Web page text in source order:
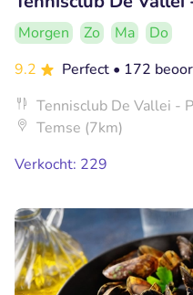
Morgen Zo Ma
Do
9.2
Perfect • 172
Tennisclub De Vallei -
Temse (7km)
Verkocht: 229